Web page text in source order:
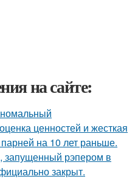
на сайте:
ценностей и жесткая
на 10 лет раньше.
запущенный рэпером в
закрыт.